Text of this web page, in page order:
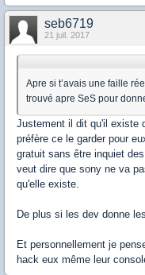
seb6719
21 juil. 2017
Apre si t’avais une faille
trouvé apre SeS pour
Justement il dit qu'il existe
préfère ce le garder pour
gratuit sans être inquiet
veut dire que sony ne va
qu'elle existe.
De plus si les dev donne
Et personnellement je
hack eux même leur